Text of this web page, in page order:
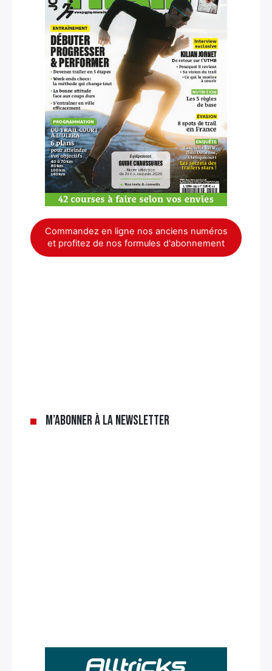
Commandez en ligne nos anciens numéros
et profitez de nos formules d'abonnement
M’abonner à la newsletter
Rechercher
: